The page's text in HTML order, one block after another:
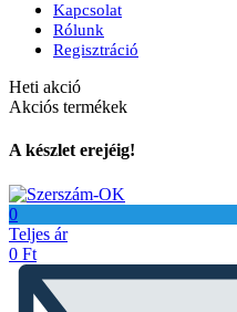
Kapcsolat
Rólunk
Regisztráció
Heti akció
Akciós termékek
A készlet erejéig!
0
Teljes ár
0 Ft